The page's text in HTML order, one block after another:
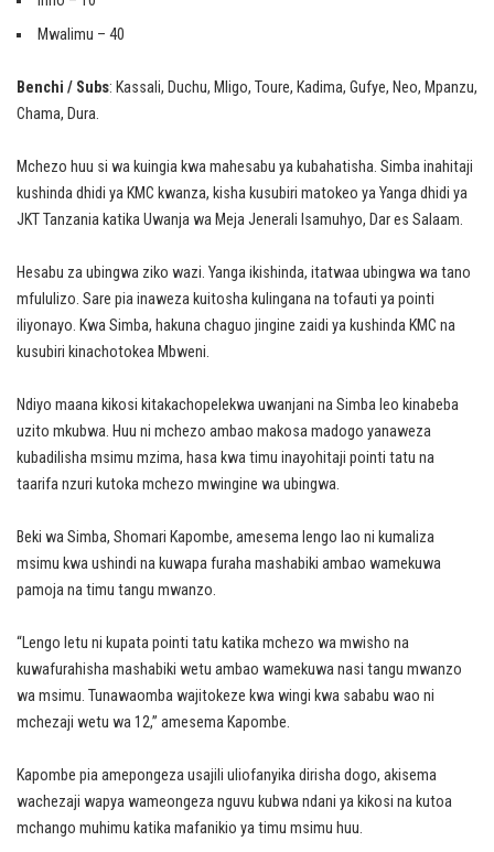
Mwalimu – 40
Benchi / Subs: Kassali, Duchu, Mligo, Toure, Kadima, Gufye, Neo, Mpanzu,
Chama, Dura.
Mchezo huu si wa kuingia kwa mahesabu ya kubahatisha. Simba inahitaji
kushinda dhidi ya KMC kwanza, kisha kusubiri matokeo ya Yanga dhidi ya
JKT Tanzania katika Uwanja wa Meja Jenerali Isamuhyo, Dar es Salaam.
Hesabu za ubingwa ziko wazi. Yanga ikishinda, itatwaa ubingwa wa tano
mfululizo. Sare pia inaweza kuitosha kulingana na tofauti ya pointi
iliyonayo. Kwa Simba, hakuna chaguo jingine zaidi ya kushinda KMC na
kusubiri kinachotokea Mbweni.
Ndiyo maana kikosi kitakachopelekwa uwanjani na Simba leo kinabeba
uzito mkubwa. Huu ni mchezo ambao makosa madogo yanaweza
kubadilisha msimu mzima, hasa kwa timu inayohitaji pointi tatu na
taarifa nzuri kutoka mchezo mwingine wa ubingwa.
Beki wa Simba, Shomari Kapombe, amesema lengo lao ni kumaliza
msimu kwa ushindi na kuwapa furaha mashabiki ambao wamekuwa
pamoja na timu tangu mwanzo.
“Lengo letu ni kupata pointi tatu katika mchezo wa mwisho na
kuwafurahisha mashabiki wetu ambao wamekuwa nasi tangu mwanzo
wa msimu. Tunawaomba wajitokeze kwa wingi kwa sababu wao ni
mchezaji wetu wa 12,” amesema Kapombe.
Kapombe pia amepongeza usajili uliofanyika dirisha dogo, akisema
wachezaji wapya wameongeza nguvu kubwa ndani ya kikosi na kutoa
mchango muhimu katika mafanikio ya timu msimu huu.